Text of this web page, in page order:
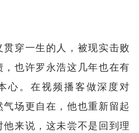
穿一生的人，被现实击败
也许罗永浩这几年也在有
心。在视频播客做深度对
场更自在，他也重新留起
来说，这未尝不是回到理